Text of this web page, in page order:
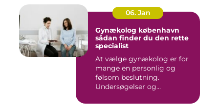
06. Jan
Gynækolog københavn
sådan finder du den rette
specialist
At vælge gynækolog er for
mange en personlig og
følsom beslutning.
Undersøgelser og